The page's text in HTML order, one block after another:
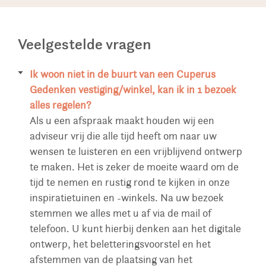
Veelgestelde vragen
Ik woon niet in de buurt van een Cuperus
Gedenken vestiging/winkel, kan ik in 1 bezoek
alles regelen?
Als u een afspraak maakt houden wij een
adviseur vrij die alle tijd heeft om naar uw
wensen te luisteren en een vrijblijvend ontwerp
te maken. Het is zeker de moeite waard om de
tijd te nemen en rustig rond te kijken in onze
inspiratietuinen en -winkels. Na uw bezoek
stemmen we alles met u af via de mail of
telefoon. U kunt hierbij denken aan het digitale
ontwerp, het beletteringsvoorstel en het
afstemmen van de plaatsing van het